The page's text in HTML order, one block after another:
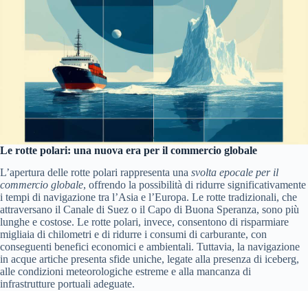
Le rotte polari: una nuova era per il commercio globale
L’apertura delle rotte polari rappresenta una svolta epocale per il
commercio globale, offrendo la possibilità di ridurre significativamente
i tempi di navigazione tra l’Asia e l’Europa. Le rotte tradizionali, che
attraversano il Canale di Suez o il Capo di Buona Speranza, sono più
lunghe e costose. Le rotte polari, invece, consentono di risparmiare
migliaia di chilometri e di ridurre i consumi di carburante, con
conseguenti benefici economici e ambientali. Tuttavia, la navigazione
in acque artiche presenta sfide uniche, legate alla presenza di iceberg,
alle condizioni meteorologiche estreme e alla mancanza di
infrastrutture portuali adeguate.